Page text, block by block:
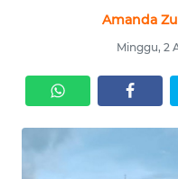
Amanda
Minggu, 2
SERBA-
SERBI